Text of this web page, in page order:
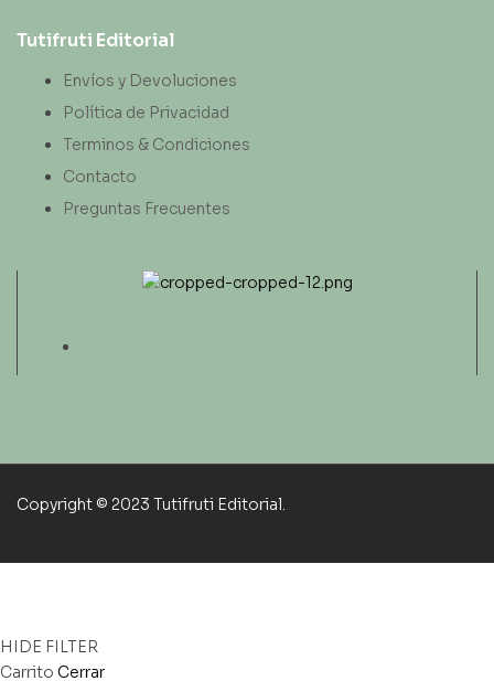
Tutifruti Editorial
Envíos y Devoluciones
Política de Privacidad
Terminos & Condiciones
Contacto
Preguntas Frecuentes
Copyright © 2023 Tutifruti Editorial.
HIDE FILTER
Carrito Cerrar